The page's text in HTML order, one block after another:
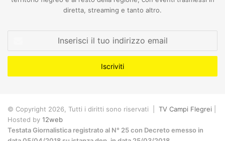
diretta, streaming e tanto altro.
tuo
email
© Copyright 2026, Tutti i diritti sono riservati | TV Campi Flegrei
Hosted by 12web
Testata Giornalistica registrato al N° 25 con Decreto emesso in